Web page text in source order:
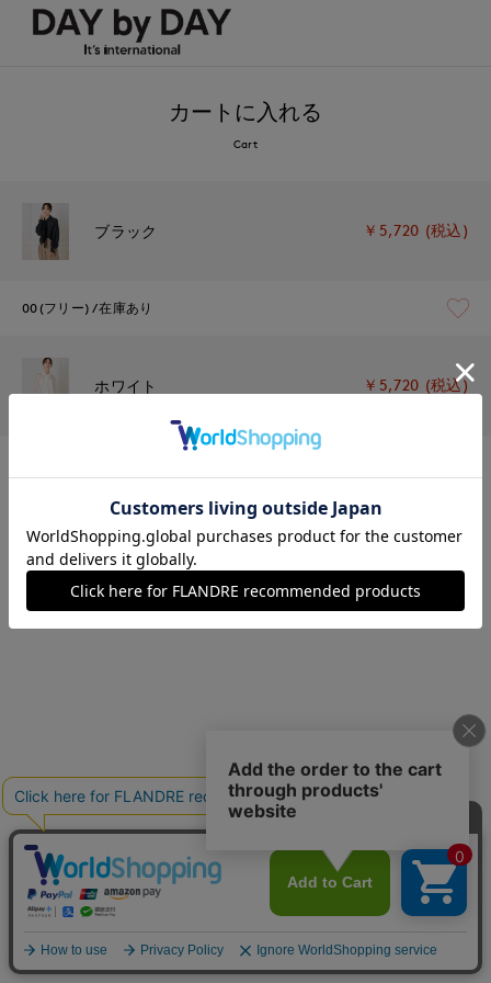
カートに入れる
Cart
ブラック ￥5,720 (税込)
00(フリー) 在庫あり
ホワイト ￥5,720 (税込)